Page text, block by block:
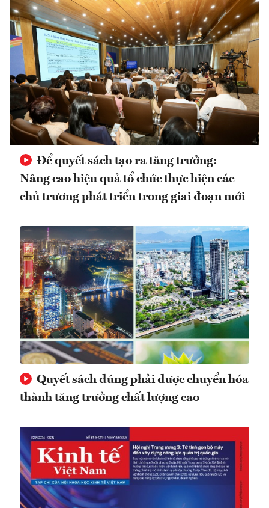
Để quyết sách tạo ra tăng trưởng:
Nâng cao hiệu quả tổ chức thực hiện các
chủ trương phát triển trong giai đoạn mới
Quyết sách đúng phải được chuyển hóa
thành tăng trưởng chất lượng cao